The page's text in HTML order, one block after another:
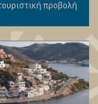
προβολή